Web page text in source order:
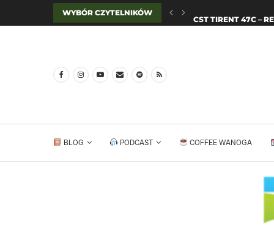
WYBÓR CZYTELNIKÓW
BLOG PODCAST COFFEE WANOGA